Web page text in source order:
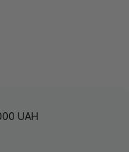
UAH